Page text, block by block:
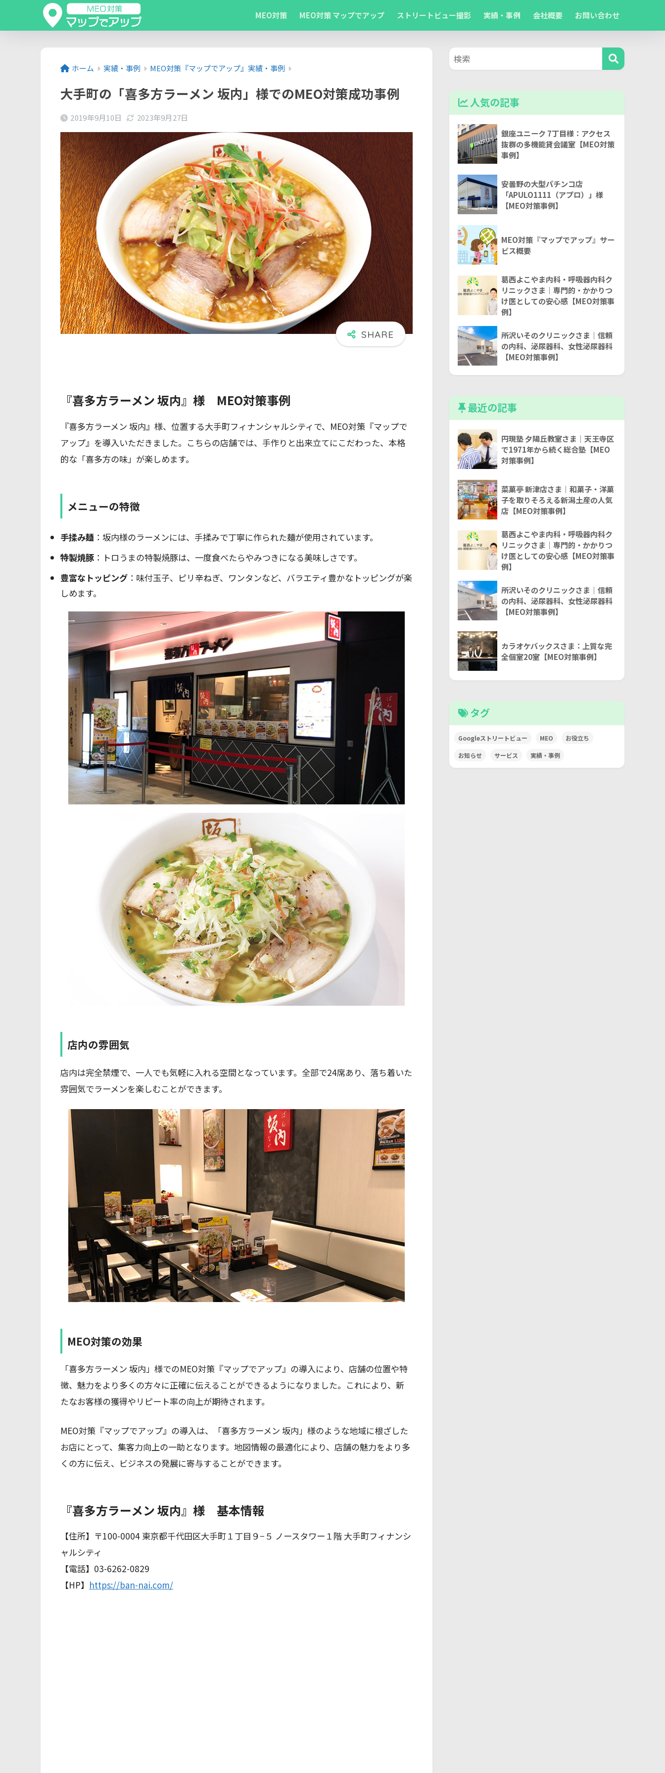
MEO対策 MEO対策 マップでアップ ストリートビュー撮影 実績・事例 会社概要 お問い合わせ
ホーム 実績・事例 MEO対策『マップでアップ』実績・事例
大手町の「喜多方ラーメン 坂内」様でのMEO対策成功事例
2019年9月10日 2023年9月27日
『喜多方ラーメン 坂内』様 MEO対策事例
『喜多方ラーメン 坂内』様、位置する大手町フィナンシャルシティで、MEO対策『マップで
アップ』を導入いただきました。こちらの店舗では、手作りと出来立てにこだわった、本格
的な「喜多方の味」が楽しめます。
メニューの特徴
手揉み麺 ：坂内様のラーメンには、手揉みで丁寧に作られた麺が使用されています。
特製焼豚 ：トロうまの特製焼豚は、一度食べたらやみつきになる美味しさです。
豊富なトッピング ：味付玉子、ピリ辛ねぎ、ワンタンなど、バラエティ豊かなトッピングが楽
しめます。
店内の雰囲気
店内は完全禁煙で、一人でも気軽に入れる空間となっています。全部で24席あり、落ち着いた
雰囲気でラーメンを楽しむことができます。
MEO対策の効果
「喜多方ラーメン 坂内」様でのMEO対策『マップでアップ』の導入により、店舗の位置や特
徴、魅力をより多くの方々に正確に伝えることができるようになりました。これにより、新
たなお客様の獲得やリピート率の向上が期待されます。
MEO対策『マップでアップ』の導入は、「喜多方ラーメン 坂内」様のような地域に根ざした
お店にとって、集客力向上の一助となります。地図情報の最適化により、店舗の魅力をより多
くの方に伝え、ビジネスの発展に寄与することができます。
『喜多方ラーメン 坂内』様 基本情報
【住所】〒100-0004 東京都千代田区大手町１丁目９−５ ノースタワー１階 大手町フィナンシ
ャルシティ
【電話】03-6262-0829
【HP】 https://ban-nai.com/
人気の記事
銀座ユニーク 7丁目様：アクセス
抜群の多機能貸会議室【MEO対策
事例】
安曇野の大型パチンコ店
「APULO1111（アプロ）」様
【MEO対策事例】
MEO対策『マップでアップ』サー
ビス概要
葛西よこやま内科・呼吸器内科ク
リニックさま｜専門的・かかりつ
け医としての安心感【MEO対策事
例】
所沢いそのクリニックさま｜信頼
の内科、泌尿器科、女性泌尿器科
【MEO対策事例】
最近の記事
円現塾 夕陽丘教室さま｜天王寺区
で1971年から続く総合塾【MEO
対策事例】
菜菓亭 新津店さま｜和菓子・洋菓
子を取りそろえる新潟土産の人気
店【MEO対策事例】
葛西よこやま内科・呼吸器内科ク
リニックさま｜専門的・かかりつ
け医としての安心感【MEO対策事
例】
所沢いそのクリニックさま｜信頼
の内科、泌尿器科、女性泌尿器科
【MEO対策事例】
カラオケバックスさま：上質な完
全個室20室【MEO対策事例】
タグ
Googleストリートビュー MEO お役立ち
お知らせ サービス 実績・事例